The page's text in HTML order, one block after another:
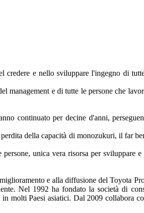
e nello sviluppare l'ingegno di
management e di tutte le persone che
continuato per decine d'anni,
della capacità di monozukuri, il far
unica vera risorsa per sviluppare e
e alla diffusione del Toyota
Nel 1992 ha fondato la società di
molti Paesi asiatici. Dal 2009 collabora